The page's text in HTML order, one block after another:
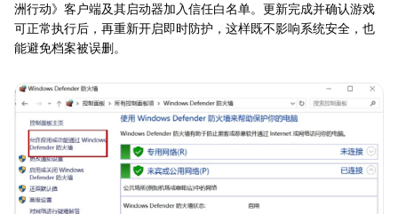
洲行动》客户端及其启动器加入信任白名单。更新完成并确认游戏
可正常执行后，再重新开启即时防护，这样既不影响系统安全，也
能避免档案被误删。